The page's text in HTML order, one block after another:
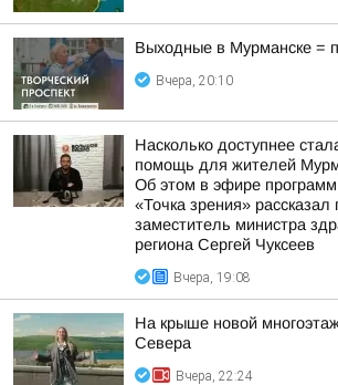
Выходные в Мурманске =
Вчера, 20:10
Насколько доступнее
помощь для жителей
Об этом в эфире
«Точка зрения» рассказал
заместитель министра
региона Сергей Чуксеев
Вчера, 19:08
На крыше новой
Севера
Вчера, 22:24